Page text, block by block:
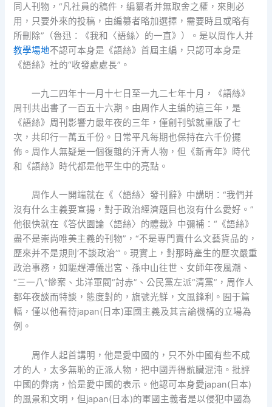
同人刊物，“凡社員的稿件，編纂者并無取舍之權，來則必
用，只要外來的投稿，由編纂者略加選擇，需要時且或略有
所刪除”（魯迅：《我和〈語絲〉的一直》）。是以周作人并
教學場地不認可本身是《語絲》首屆主編，只認可本身是
《語絲》社的“收發處處長”。
一九二四年十一月十七日至一九二七年十月，《語絲》
周刊共出書了一百五十六期。由周作人主編的這三年，是
《語絲》周刊影響力最年夜的三年，僅創刊號就重版了七
次，共印行一萬五千份。日常平凡每期也保持在六千份擺
佈。周作人無疑是一個復雜的汗青人物，但《新青年》時代
和《語絲》時代都是他平生中的亮點。
周作人一開端就在《〈語絲〉發刊辭》中講明：“我們并
沒有什么主義要宣揚，對于政治經濟題目也沒有什么愛好。”
他很快就在《答伏園論〈語絲〉的體裁》中彌補：“《語絲》
盡不是崇尚唯美主義的刊物”，“不是專門賣什么文藝貨品的，
歷來并不是規則‘不談政治’”。現實上，對那時產生的歷次嚴重
政治事務，如驅趕溥儀出宮、孫中山往世、女師年夜風潮、
“三一八”慘案、北洋軍閥“討赤”、公民黨左派“清黨”，周作人
都年夜談而特談，態度對的，旗號光鮮，文風鋒利。囿于篇
幅，僅以他看待japan(日本)軍國主義及其言論機構的立場為
例。
周作人起首講明，他是愛中國的，只不外中國有些不成
才的人，太多無恥的正派人物，把中國弄得骯臟混沌。批評
中國的弊病，恰是愛中國的表示。他認可本身愛japan(日本)
的風景和文明，但japan(日本)的軍國主義者是以侵犯中國為